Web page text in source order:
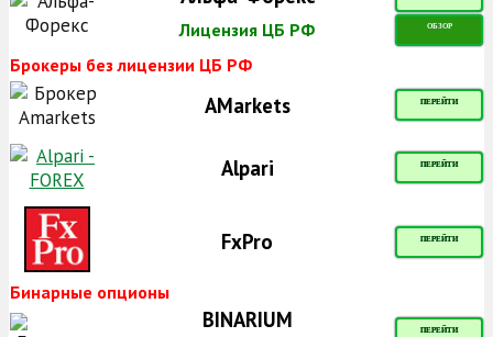
Лицензия ЦБ РФ ОБЗОР
Брокеры без лицензии ЦБ РФ
AMarkets ПЕРЕЙТИ
Alpari ПЕРЕЙТИ
FxPro ПЕРЕЙТИ
Бинарные опционы
BINARIUM ПЕРЕЙТИ